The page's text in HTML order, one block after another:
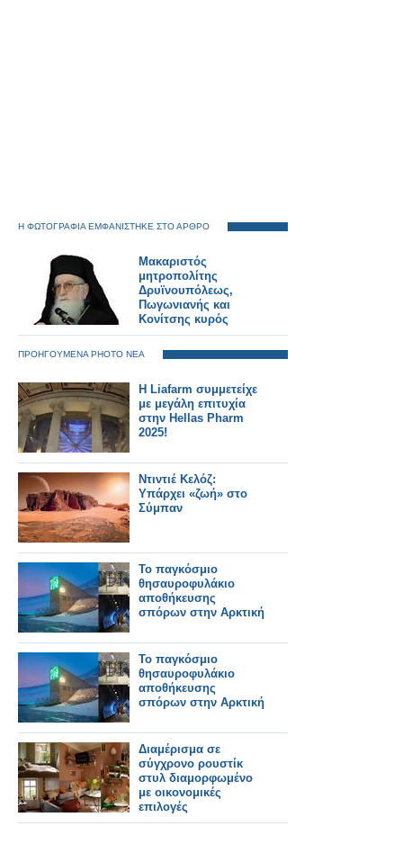
Η ΦΩΤΟΓΡΑΦΙΑ ΕΜΦΑΝΙΣΤΗΚΕ ΣΤΟ ΑΡΘΡΟ
Μακαριστός
μητροπολίτης
Δρυϊνουπόλεως,
Πωγωνιανής και
Κονίτσης κυρός
ΑΝΔΡΕΑΣ
ΠΡΟΗΓΟΥΜΕΝΑ PHOTO ΝΕΑ
H Liafarm συμμετείχε
με μεγάλη επιτυχία
στην Hellas Pharm
2025!
Ντιντιέ Κελόζ:
Υπάρχει «ζωή» στο
Σύμπαν
Το παγκόσμιο
θησαυροφυλάκιο
αποθήκευσης
σπόρων στην Αρκτική
Το παγκόσμιο
θησαυροφυλάκιο
αποθήκευσης
σπόρων στην Αρκτική
Διαμέρισμα σε
σύγχρονο ρουστίκ
στυλ διαμορφωμένο
με οικονομικές
επιλογές